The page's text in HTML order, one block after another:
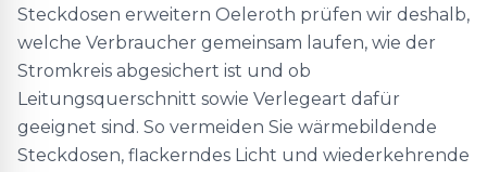
Steckdosen erweitern Oeleroth prüfen wir deshalb,
welche Verbraucher gemeinsam laufen, wie der
Stromkreis abgesichert ist und ob
Leitungsquerschnitt sowie Verlegeart dafür
geeignet sind. So vermeiden Sie wärmebildende
Steckdosen, flackerndes Licht und wiederkehrende